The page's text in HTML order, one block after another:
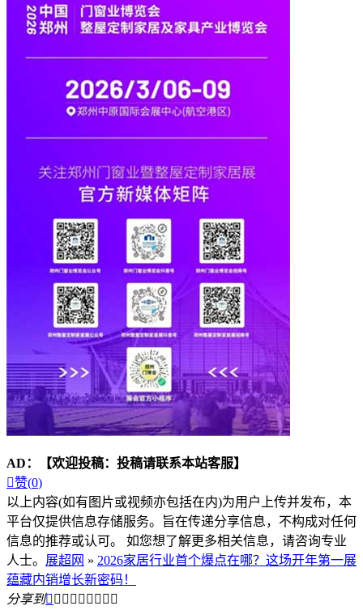
AD：
【欢迎投稿：投稿请联系本站客服】
赞(0)
以上内容(如有图片或视频亦包括在内)为用户上传并发布，本
平台仅提供信息存储服务。旨在传递分享信息，不构成对任何
信息的推荐或认可。 如您想了解更多相关信息，请咨询专业
人士。 展超网 » 2026家居行业首个爆点在哪？这场开年第一展
蕴藏内销增长新密码！
分享到        